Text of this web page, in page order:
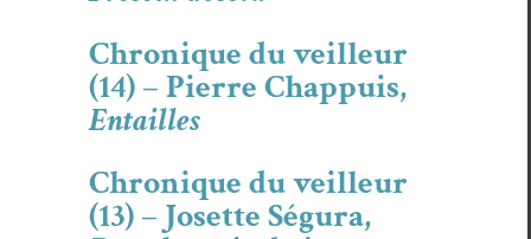
Chronique du veilleur
(14) – Pierre Chappuis,
Entailles
Chronique du veilleur
(13) – Josette Ségura,